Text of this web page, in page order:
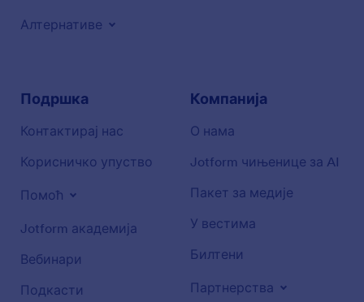
Алтернативе
Подршка
Контактирај нас
Корисничко упуство
Помоћ
Jotform академија
Вебинари
Подкасти
Компанија
О нама
Jotform чињенице за AI
Пакет за медије
У вестима
Билтени
Партнерства